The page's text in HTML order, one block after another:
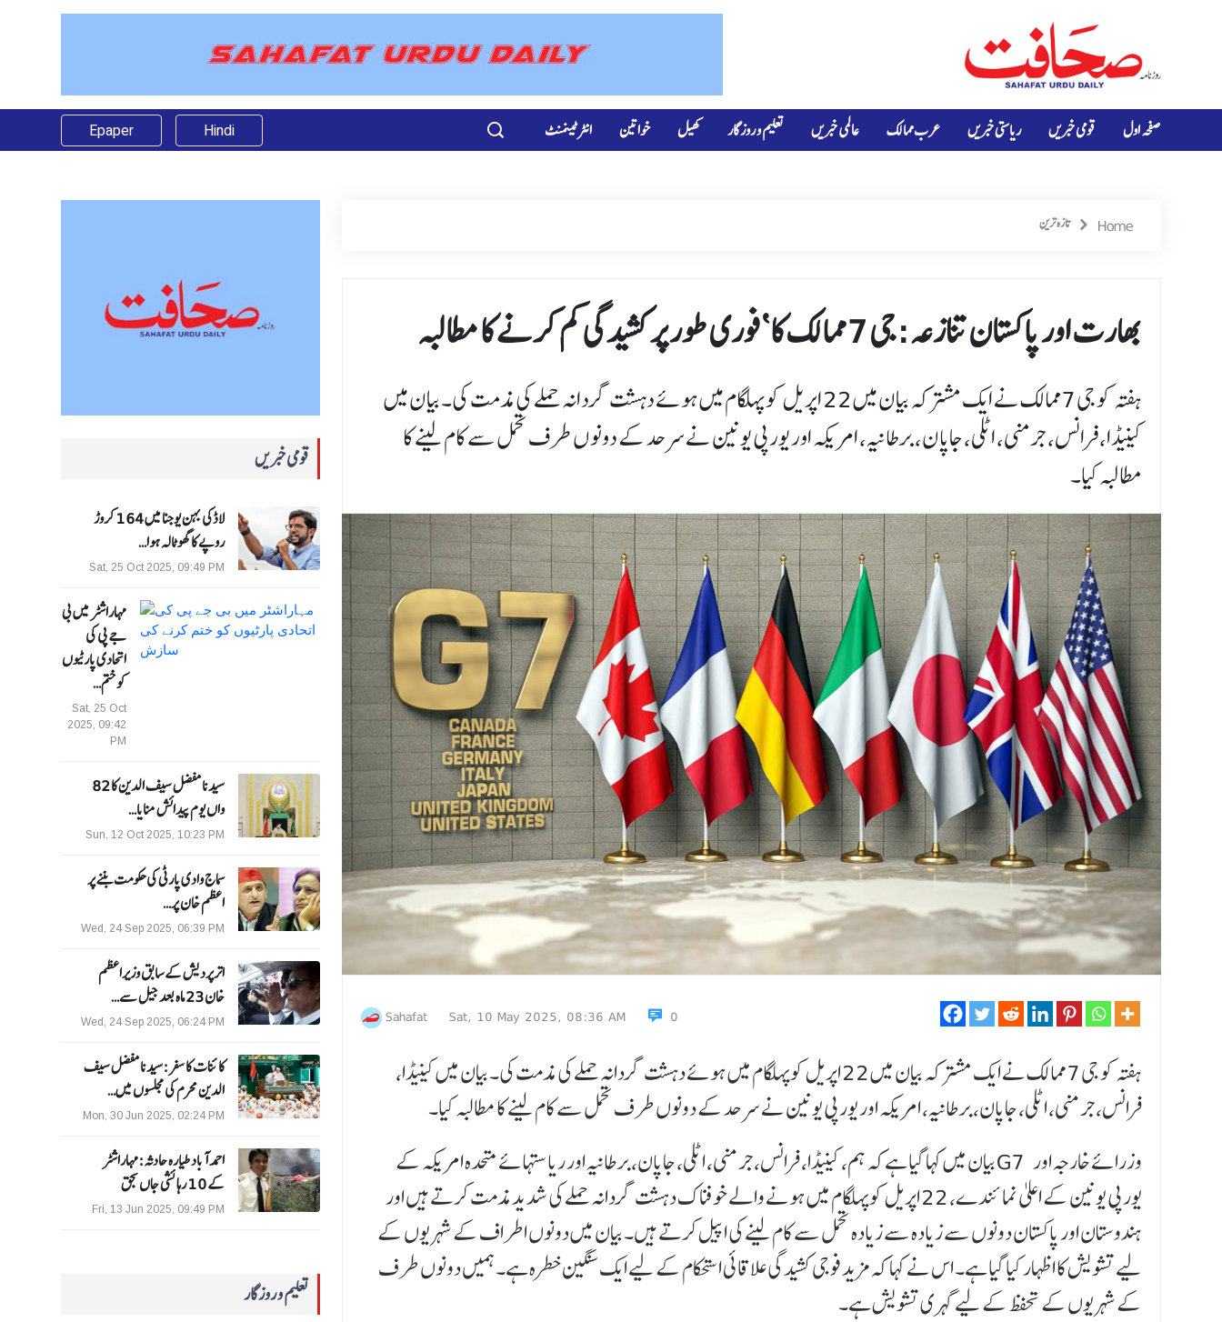
Epaper Hindi صفحہ اول قومی خبریں ریاستی خبریں عرب ممالک عالمی خبریں تعلیم و روزگار کھیل خواتین انٹرٹینمنٹ
قومی خبریں
لاڈکی بہن یوجنا میں 164 کروڑ
روپے کا گھوٹالہ ہوا…
Sat, 25 Oct 2025, 09:49 PM
مہاراشٹر میں بی
جے پی کی
اتحادی پارٹیوں
کو ختم…
Sat, 25 Oct
2025, 09:42
PM
سیدنا مفضل سیف الدین کا 82
واں یوم پیدائش منایا…
Sun, 12 Oct 2025, 10:23 PM
سماج وادی پارٹی کی حکومت بننے پر
اعظم خان پر…
Wed, 24 Sep 2025, 06:39 PM
اترپردیش کے سابق وزیراعظم
خان 23 ماہ بعد جیل سے…
Wed, 24 Sep 2025, 06:24 PM
کائنات کا سفر:سیدنا مفضل سیف
الدین محرم کی مجلسوں میں…
Mon, 30 Jun 2025, 02:24 PM
احمد آباد طیارہ حادثہ :مہاراشٹر
کے 10 رہائشی جاں بحق
Fri, 13 Jun 2025, 09:49 PM
تعلیم و روزگار
Home تازہ ترین
بھارت اور پاکستان تنازعہ:جی 7 ممالک کا ‘فوری طور پر کشیدگی کم کرنے کا مطالبہ
ہفتہ کو جی 7 ممالک نے ایک مشترکہ بیان میں 22 اپریل کو پہلگام میں ہوئے دہشت گردانہ حملے کی مذمت کی۔ بیان میں
کینیڈا، فرانس، جرمنی، اٹلی، جاپان، برطانیہ، امریکہ اور یورپی یونین نے سرحد کے دونوں طرف تحمل سے کام لینے کا
مطالبہ کیا۔
Sahafat Sat, 10 May 2025, 08:36 AM 0
ہفتہ کو جی 7 ممالک نے ایک مشترکہ بیان میں 22 اپریل کو پہلگام میں ہوئے دہشت گردانہ حملے کی مذمت کی۔ بیان میں کینیڈا،
فرانس، جرمنی، اٹلی، جاپان، برطانیہ، امریکہ اور یورپی یونین نے سرحد کے دونوں طرف تحمل سے کام لینے کا مطالبہ کیا۔
بیان میں کہا گیا ہےکہ ہم، کینیڈا، فرانس، جرمنی، اٹلی، جاپان، برطانیہ اور ریاستہائے متحدہ امریکہ کے G7 وزرائے خارجہ اور
یورپی یونین کے اعلیٰ نمائندے، 22 اپریل کو پہلگام میں ہونے والے خوفناک دہشت گردانہ حملے کی شدید مذمت کرتے ہیں اور
ہندوستان اور پاکستان دونوں سے زیادہ سے زیادہ تحمل سے کام لینے کی اپیل کرتے ہیں۔ بیان میں دونوں اطراف کے شہریوں کے
لیے تشویش کا اظہار کیا گیا ہے۔ اس نے کہا کہ مزید فوجی کشیدگی علاقائی استحکام کے لیے ایک سنگین خطرہ ہے۔ ہمیں دونوں طرف
کے شہریوں کے تحفظ کے لیے گہری تشویش ہے۔